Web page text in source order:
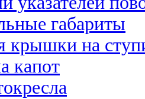
габариты
крышки на
капот